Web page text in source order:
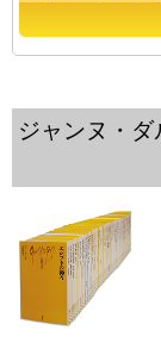
ジャンヌ・ダ